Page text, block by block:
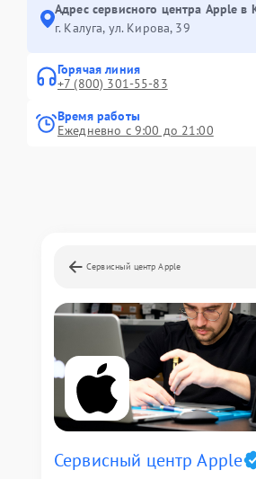
Адрес сервисного центра Apple в
г. Калуга, ул. Кирова, 39
Горячая линия
+7 (800) 301-55-83
Время работы
Ежедневно с 9:00 до 21:00
Сервисный центр Apple
Сервисный центр Apple